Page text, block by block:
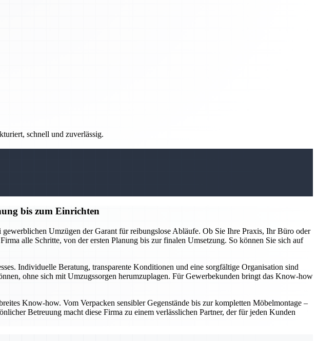
schnell und zuverlässig.
bis zum Einrichten
Umzügen der Garant für reibungslose Abläufe. Ob Sie Ihre Praxis, Ihr Büro oder
alle Schritte, von der ersten Planung bis zur finalen Umsetzung. So können Sie sich auf
Individuelle Beratung, transparente Konditionen und eine sorgfältige Organisation sind
ohne sich mit Umzugssorgen herumzuplagen. Für Gewerbekunden bringt das Know-how
Know-how. Vom Verpacken sensibler Gegenstände bis zur kompletten Möbelmontage –
Betreuung macht diese Firma zu einem verlässlichen Partner, der für jeden Kunden